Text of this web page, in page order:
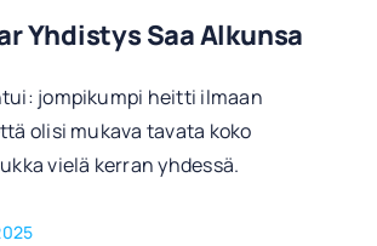
Yhdistys Saa Alkunsa
jompikumpi heitti ilmaan
olisi mukava tavata koko
vielä kerran yhdessä.